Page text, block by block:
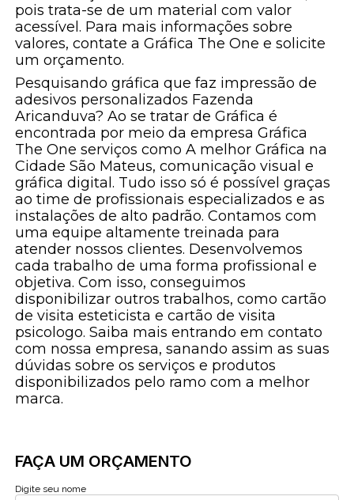
pois trata-se de um material com valor
acessível. Para mais informações sobre
valores, contate a Gráfica The One e solicite
um orçamento.
Pesquisando gráfica que faz impressão de
adesivos personalizados Fazenda
Aricanduva? Ao se tratar de Gráfica é
encontrada por meio da empresa Gráfica
The One serviços como A melhor Gráfica na
Cidade São Mateus, comunicação visual e
gráfica digital. Tudo isso só é possível graças
ao time de profissionais especializados e as
instalações de alto padrão. Contamos com
uma equipe altamente treinada para
atender nossos clientes. Desenvolvemos
cada trabalho de uma forma profissional e
objetiva. Com isso, conseguimos
disponibilizar outros trabalhos, como cartão
de visita esteticista e cartão de visita
psicologo. Saiba mais entrando em contato
com nossa empresa, sanando assim as suas
dúvidas sobre os serviços e produtos
disponibilizados pelo ramo com a melhor
marca.
FAÇA UM ORÇAMENTO
Digite seu nome